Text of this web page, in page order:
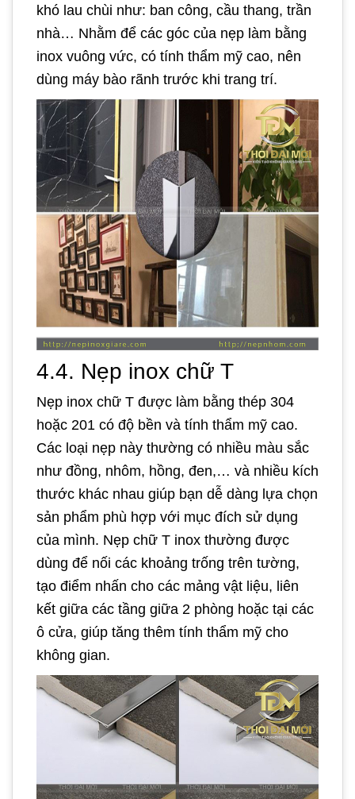
khó lau chùi như: ban công, cầu thang, trần
nhà… Nhằm để các góc của nẹp làm bằng
inox vuông vức, có tính thẩm mỹ cao, nên
dùng máy bào rãnh trước khi trang trí.
4.4. Nẹp inox chữ T
Nẹp inox chữ T được làm bằng thép 304
hoặc 201 có độ bền và tính thẩm mỹ cao.
Các loại nẹp này thường có nhiều màu sắc
như đồng, nhôm, hồng, đen,… và nhiều kích
thước khác nhau giúp bạn dễ dàng lựa chọn
sản phẩm phù hợp với mục đích sử dụng
của mình. Nẹp chữ T inox thường được
dùng để nối các khoảng trống trên tường,
tạo điểm nhấn cho các mảng vật liệu, liên
kết giữa các tầng giữa 2 phòng hoặc tại các
ô cửa, giúp tăng thêm tính thẩm mỹ cho
không gian.